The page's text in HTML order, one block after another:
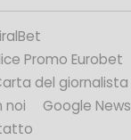
Promo Eurobet
del giornalista
noi
Google News